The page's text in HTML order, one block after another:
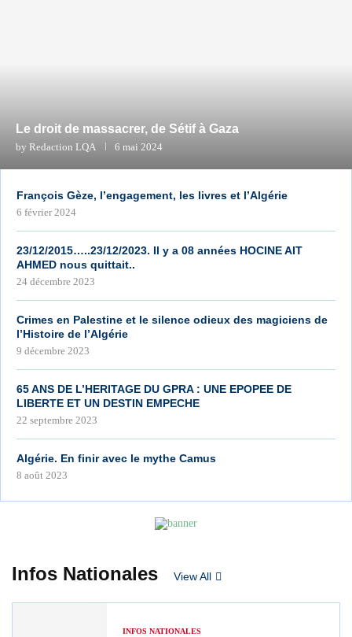
Le droit de massacrer, de Sétif à Gaza
by Redaction LQA 6 mai 2024
François Gèze, l’engagement, les livres et l’Algérie
6 février 2024
23/12/2015…..23/12/2023. Il y a 08 années HOCINE AIT
AHMED nous quittait..
24 décembre 2023
Crimes en Palestine et le silence odieux des magiciens de
l’Histoire de l’Algérie
9 décembre 2023
65 ANS DE L’HERITAGE DU GPRA : UNE EPOPEE DE
LIBERTE ET UN DESTIN EMPECHE
22 septembre 2023
Algérie. En finir avec le mythe Camus
8 août 2023
Infos Nationales View All
INFOS NATIONALES